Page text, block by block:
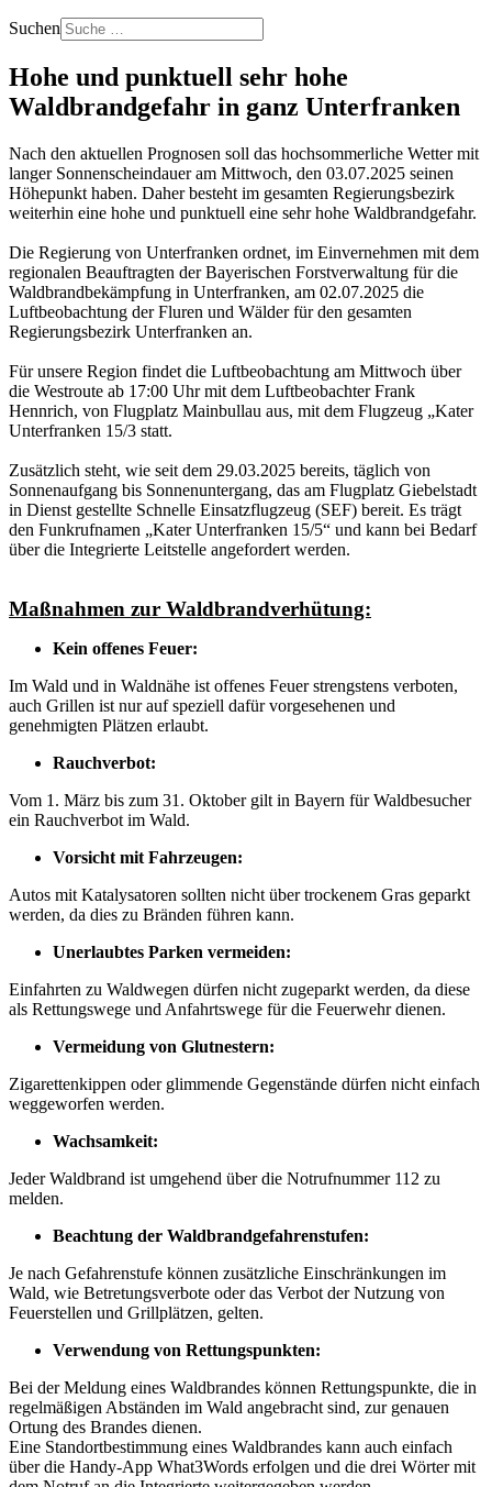
Suchen
Hohe und punktuell sehr hohe
Waldbrandgefahr in ganz Unterfranken
Nach den aktuellen Prognosen soll das hochsommerliche Wetter mit
langer Sonnenscheindauer am Mittwoch, den 03.07.2025 seinen
Höhepunkt haben. Daher besteht im gesamten Regierungsbezirk
weiterhin eine hohe und punktuell eine sehr hohe Waldbrandgefahr.
Die Regierung von Unterfranken ordnet, im Einvernehmen mit dem
regionalen Beauftragten der Bayerischen Forstverwaltung für die
Waldbrandbekämpfung in Unterfranken, am 02.07.2025 die
Luftbeobachtung der Fluren und Wälder für den gesamten
Regierungsbezirk Unterfranken an.
Für unsere Region findet die Luftbeobachtung am Mittwoch über
die Westroute ab 17:00 Uhr mit dem Luftbeobachter Frank
Hennrich, von Flugplatz Mainbullau aus, mit dem Flugzeug „Kater
Unterfranken 15/3 statt.
Zusätzlich steht, wie seit dem 29.03.2025 bereits, täglich von
Sonnenaufgang bis Sonnenuntergang, das am Flugplatz Giebelstadt
in Dienst gestellte Schnelle Einsatzflugzeug (SEF) bereit. Es trägt
den Funkrufnamen „Kater Unterfranken 15/5“ und kann bei Bedarf
über die Integrierte Leitstelle angefordert werden.
Maßnahmen zur Waldbrandverhütung:
Kein offenes Feuer:
Im Wald und in Waldnähe ist offenes Feuer strengstens verboten,
auch Grillen ist nur auf speziell dafür vorgesehenen und
genehmigten Plätzen erlaubt.
Rauchverbot:
Vom 1. März bis zum 31. Oktober gilt in Bayern für Waldbesucher
ein Rauchverbot im Wald.
Vorsicht mit Fahrzeugen:
Autos mit Katalysatoren sollten nicht über trockenem Gras geparkt
werden, da dies zu Bränden führen kann.
Unerlaubtes Parken vermeiden:
Einfahrten zu Waldwegen dürfen nicht zugeparkt werden, da diese
als Rettungswege und Anfahrtswege für die Feuerwehr dienen.
Vermeidung von Glutnestern:
Zigarettenkippen oder glimmende Gegenstände dürfen nicht einfach
weggeworfen werden.
Wachsamkeit:
Jeder Waldbrand ist umgehend über die Notrufnummer 112 zu
melden.
Beachtung der Waldbrandgefahrenstufen:
Je nach Gefahrenstufe können zusätzliche Einschränkungen im
Wald, wie Betretungsverbote oder das Verbot der Nutzung von
Feuerstellen und Grillplätzen, gelten.
Verwendung von Rettungspunkten:
Bei der Meldung eines Waldbrandes können Rettungspunkte, die in
regelmäßigen Abständen im Wald angebracht sind, zur genauen
Ortung des Brandes dienen.
Eine Standortbestimmung eines Waldbrandes kann auch einfach
über die Handy-App What3Words erfolgen und die drei Wörter mit